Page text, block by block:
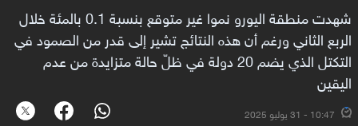
شهدت منطقة اليورو نموا غير متوقع بنسبة 0.1 بالمئة خلال
الربع الثاني ورغم أن هذه النتائج تشير إلى قدر من الصمود في
التكتل الذي يضم 20 دولة في ظلّ حالة متزايدة من عدم
اليقين
10:47 - 31 يوليو 2025